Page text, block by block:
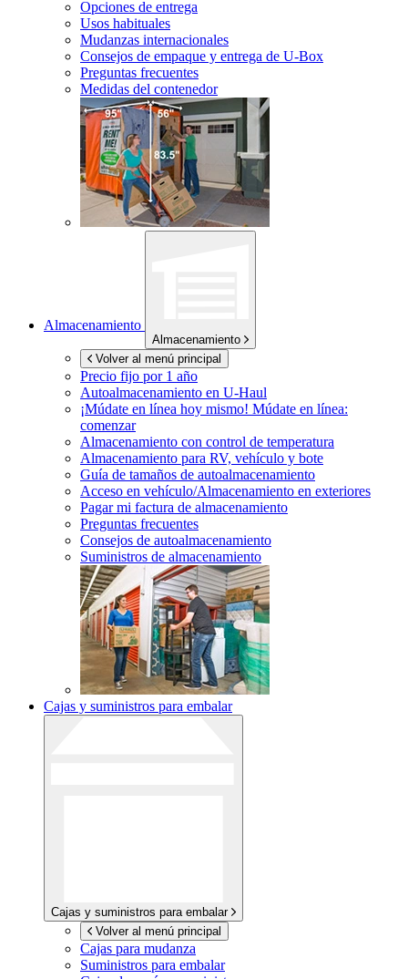
Opciones de entrega
Usos habituales
Mudanzas internacionales
Consejos de empaque y entrega de U-Box
Preguntas frecuentes
Medidas del contenedor
Almacenamiento
Almacenamiento
Volver al menú principal
Precio fijo por 1 año
Autoalmacenamiento en U-Haul
¡Múdate en línea hoy mismo! Múdate en línea:
comenzar
Almacenamiento con control de temperatura
Almacenamiento para RV, vehículo y bote
Guía de tamaños de autoalmacenamiento
Acceso en vehículo/Almacenamiento en exteriores
Pagar mi factura de almacenamiento
Preguntas frecuentes
Consejos de autoalmacenamiento
Suministros de almacenamiento
Cajas y suministros para embalar
Cajas y suministros para embalar
Volver al menú principal
Cajas para mudanza
Suministros para embalar